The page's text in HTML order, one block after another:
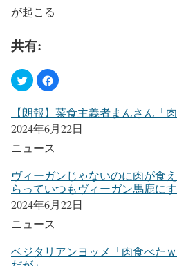
が起こる
共有:
【朗報】菜食主義者まんさん「
2024年6月22日
ニュース
ヴィーガンじゃないのに肉が食
らっていつもヴィーガン馬鹿に
2024年6月22日
ニュース
ベジタリアンヨッメ「肉食べた